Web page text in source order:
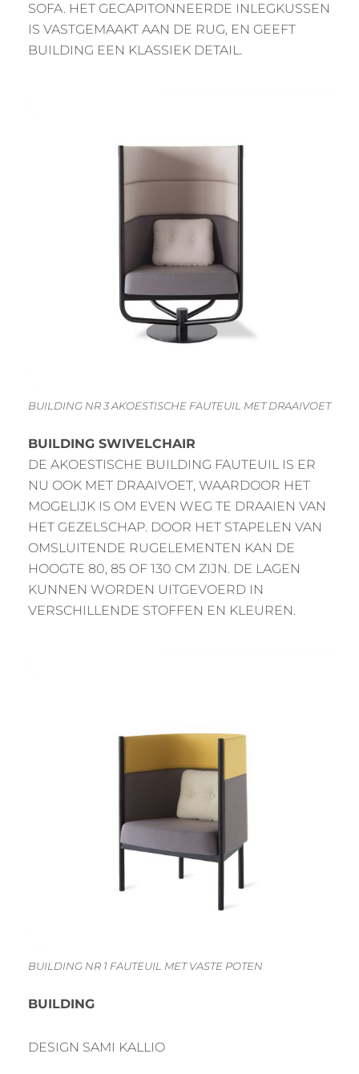
SOFA. HET GECAPITONNEERDE INLEGKUSSEN
IS VASTGEMAAKT AAN DE RUG, EN GEEFT
BUILDING EEN KLASSIEK DETAIL.
BUILDING NR 3 AKOESTISCHE FAUTEUIL MET DRAAIVOET
BUILDING SWIVELCHAIR
DE AKOESTISCHE BUILDING FAUTEUIL IS ER
NU OOK MET DRAAIVOET, WAARDOOR HET
MOGELIJK IS OM EVEN WEG TE DRAAIEN VAN
HET GEZELSCHAP. DOOR HET STAPELEN VAN
OMSLUITENDE RUGELEMENTEN KAN DE
HOOGTE 80, 85 OF 130 CM ZIJN. DE LAGEN
KUNNEN WORDEN UITGEVOERD IN
VERSCHILLENDE STOFFEN EN KLEUREN.
BUILDING NR 1 FAUTEUIL MET VASTE POTEN
BUILDING
DESIGN SAMI KALLIO